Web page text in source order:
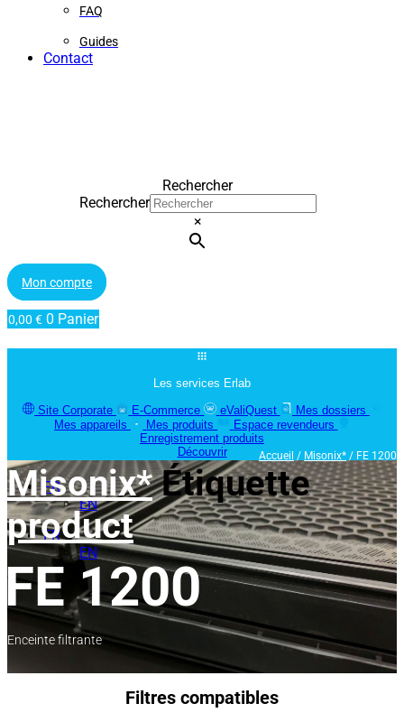
FAQ
Guides
Contact
Rechercher
Rechercher
×
Mon compte
0,00 € 0 Panier
Les services Erlab
Site Corporate
E-Commerce eValiQuest
Mes dossiers
Mes appareils
Mes produits
Espace revendeurs
Enregistrement produits
Découvrir
FR
EN
FR
EN
Accueil / Misonix* / FE 1200
Misonix* Étiquette
product
FE 1200
Enceinte filtrante
Filtres compatibles